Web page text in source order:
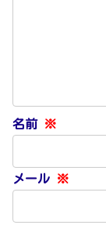
名前 ※
メール ※